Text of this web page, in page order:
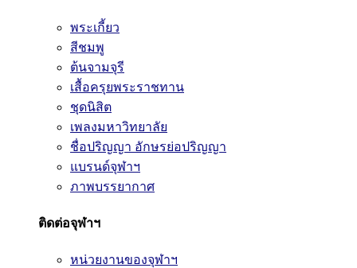
พระเกี้ยว
สีชมพู
ต้นจามจุรี
เสื้อครุยพระราชทาน
ชุดนิสิต
เพลงมหาวิทยาลัย
ชื่อปริญญา อักษรย่อปริญญา
แบรนด์จุฬาฯ
ภาพบรรยากาศ
ติดต่อจุฬาฯ
หน่วยงานของจุฬาฯ